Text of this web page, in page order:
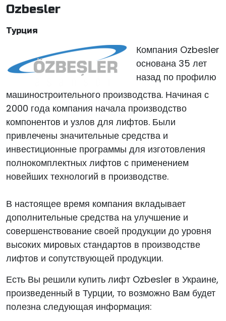
Ozbesler
Турция
Компания Ozbesler
основана 35 лет
назад по профилю
машиностроительного производства. Начиная с
2000 года компания начала производство
компонентов и узлов для лифтов. Были
привлечены значительные средства и
инвестиционные программы для изготовления
полнокомплектных лифтов с применением
новейших технологий в производстве.
В настоящее время компания вкладывает
дополнительные средства на улучшение и
совершенствование своей продукции до уровня
высоких мировых стандартов в производстве
лифтов и сопутствующей продукции.
Есть Вы решили купить лифт Ozbesler в Украине,
произведенный в Турции, то возможно Вам будет
полезна следующая информация: